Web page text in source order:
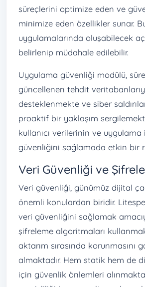
süreçlerini optimize eden ve
minimize eden özellikler sunar.
uygulamalarında oluşabilecek
belirlenip müdahale edilebilir.
Uygulama güvenliği modülü,
güncellenen tehdit
desteklenmekte ve siber
proaktif bir yaklaşım
kullanıcı verilerinin ve
güvenliğini sağlamada etkin bir
Veri Güvenliği ve
Veri güvenliği, günümüz dijital
önemli konulardan biridir.
veri güvenliğini sağlamak
şifreleme algoritmaları
aktarım sırasında korunmasını
almaktadır. Hem statik hem de
için güvenlik önlemleri